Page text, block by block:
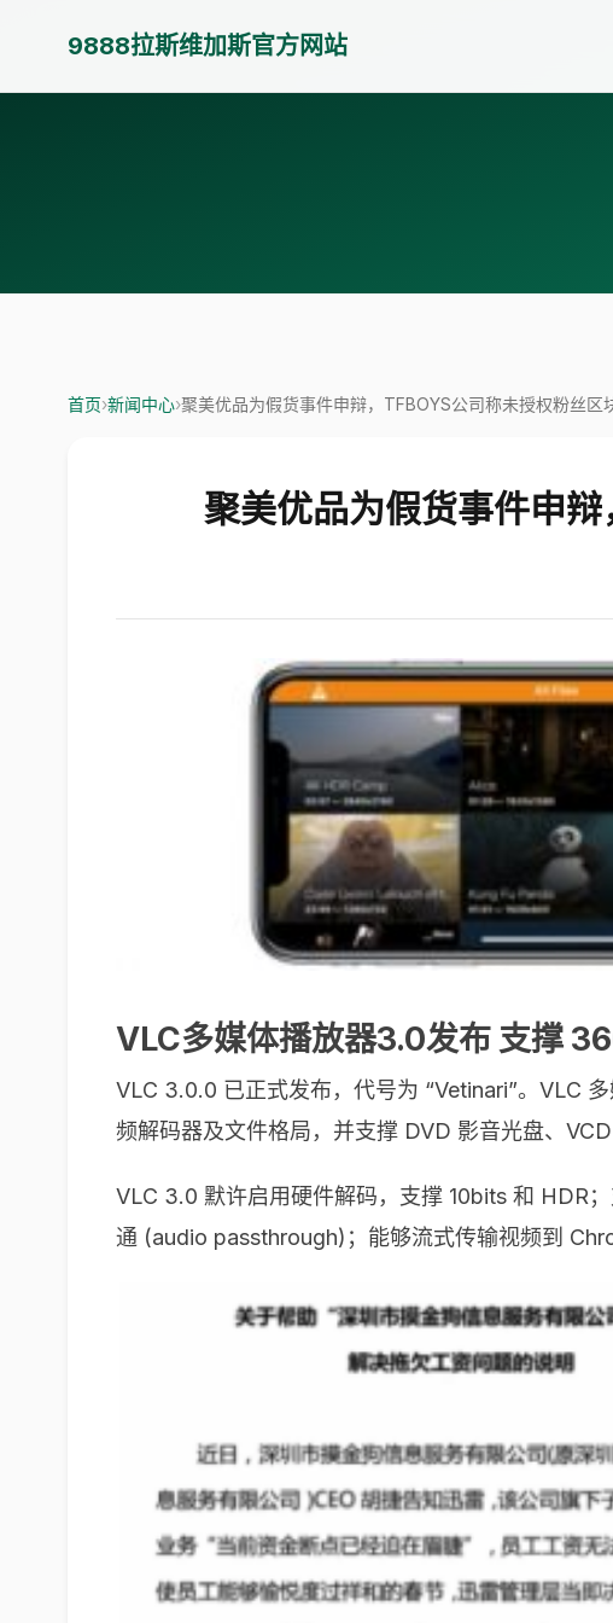
9888拉斯维加斯官方网站
首页›新闻中心›聚美优品为假货事件申辩，TFBOYS公司称未授权粉丝区
聚美优品为假货事件申
VLC多媒体播放器3.0发布 支撑
VLC 3.0.0 已正式发布，代号为 “Vetinari”。VLC
频解码器及文件格局，并支撑 DVD 影音光盘、VCD
VLC 3.0 默许启用硬件解码，支撑 10bits 和 HDR
通 (audio passthrough)；能够流式传输视频到